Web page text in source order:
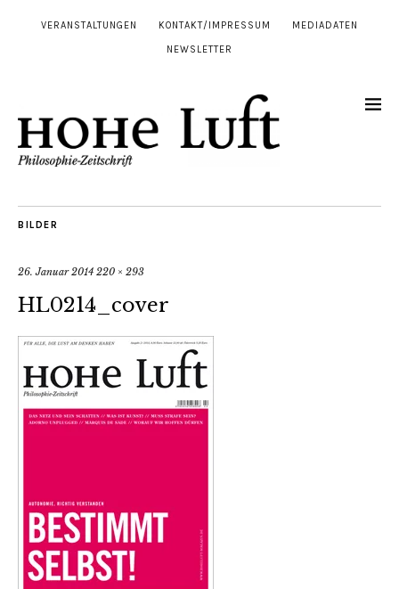
VERANSTALTUNGEN KONTAKT/IMPRESSUM MEDIADATEN
NEWSLETTER
BILDER
26. Januar 2014 220 × 293
HL0214_cover